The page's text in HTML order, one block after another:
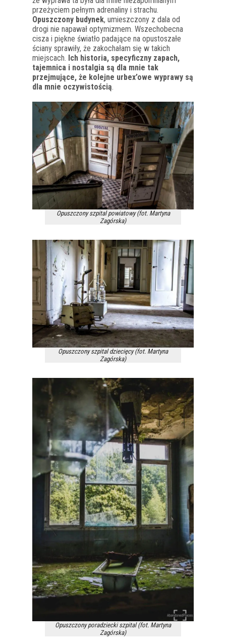
przeżyciem pełnym adrenaliny i strachu.
Opuszczony budynek, umieszczony z dala od
drogi nie napawał optymizmem. Wszechobecna
cisza i piękne światło padające na opustoszałe
ściany sprawiły, że zakochałam się w takich
miejscach. Ich historia, specyficzny zapach,
tajemnica i nostalgia są dla mnie tak
przejmujące, że kolejne urbex’owe wyprawy są
dla mnie oczywistością.
Opuszczony szpital powiatowy (fot. Martyna
Zagórska)
Opuszczony szpital dziecięcy (fot. Martyna
Zagórska)
Opuszczony poradziecki szpital (fot. Martyna
Zagórska)